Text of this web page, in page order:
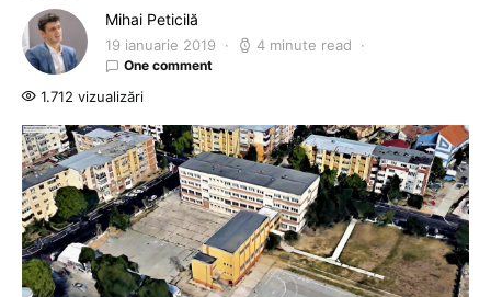
Mihai Peticilă
19 ianuarie 2019 4 minute read
One comment
1.712 vizualizări